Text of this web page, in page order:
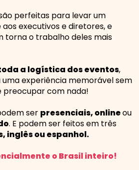
perfeitas para levar um
executivos e diretores, e
torna o trabalho deles mais
a logística dos eventos,
experiência memorável sem
preocupar com nada!
ser presenciais, onlineou
. E podem ser feitos em três
inglês ou espanhol.
o Brasil inteiro!